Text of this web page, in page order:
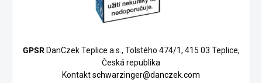
GPSRDanCzek Teplice a.s., Tolstého 474/1, 415 03 Teplice,
Česká republika
Kontaktschwarzinger@danczek.com